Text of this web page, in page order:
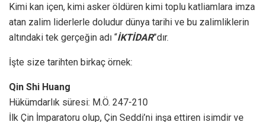
Kimi kan içen, kimi asker öldüren kimi toplu katliamlara imza
atan zalim liderlerle doludur dünya tarihi ve bu zalimliklerin
altındaki tek gerçeğin adı “İKTİDAR”dır.
İşte size tarihten birkaç örnek:
Qin Shi Huang
Hükümdarlık süresi: M.Ö. 247-210
İlk Çin İmparatoru olup, Çin Seddi’ni inşa ettiren isimdir ve